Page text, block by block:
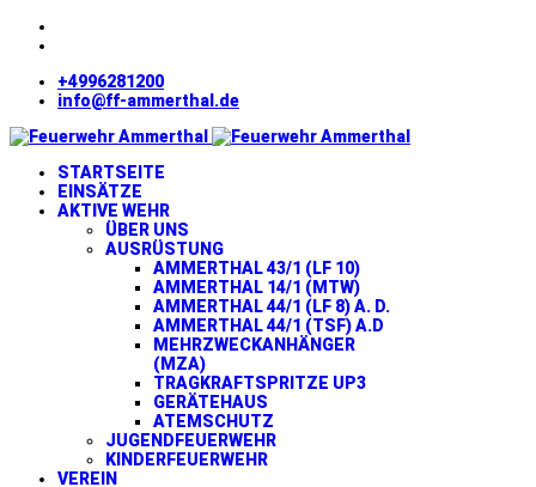
+4996281200
info@ff-ammerthal.de
STARTSEITE
EINSÄTZE
AKTIVE WEHR
ÜBER UNS
AUSRÜSTUNG
AMMERTHAL 43/1 (LF 10)
AMMERTHAL 14/1 (MTW)
AMMERTHAL 44/1 (LF 8) A. D.
AMMERTHAL 44/1 (TSF) A.D
MEHRZWECKANHÄNGER
(MZA)
TRAGKRAFTSPRITZE UP3
GERÄTEHAUS
ATEMSCHUTZ
JUGENDFEUERWEHR
KINDERFEUERWEHR
VEREIN